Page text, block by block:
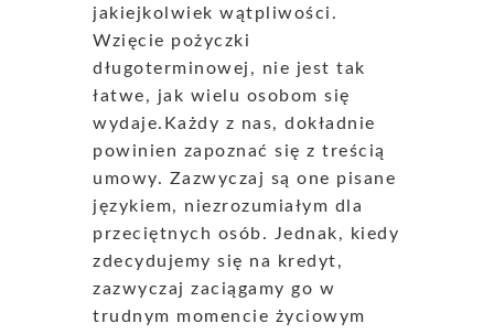
jakiejkolwiek wątpliwości.
Wzięcie pożyczki
długoterminowej, nie jest tak
łatwe, jak wielu osobom się
wydaje.Każdy z nas, dokładnie
powinien zapoznać się z treścią
umowy. Zazwyczaj są one pisane
językiem, niezrozumiałym dla
przeciętnych osób. Jednak, kiedy
zdecydujemy się na kredyt,
zazwyczaj zaciągamy go w
trudnym momencie życiowym